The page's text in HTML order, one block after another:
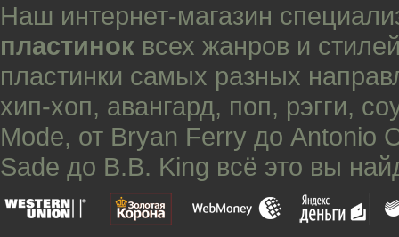
Наш интернет-магазин
пластинок всех жанров и
пластинки самых разных
хип-хоп, авангард, поп, рэгги,
Mode, от Bryan Ferry до Antonio
Sade до B.B. King всё это вы